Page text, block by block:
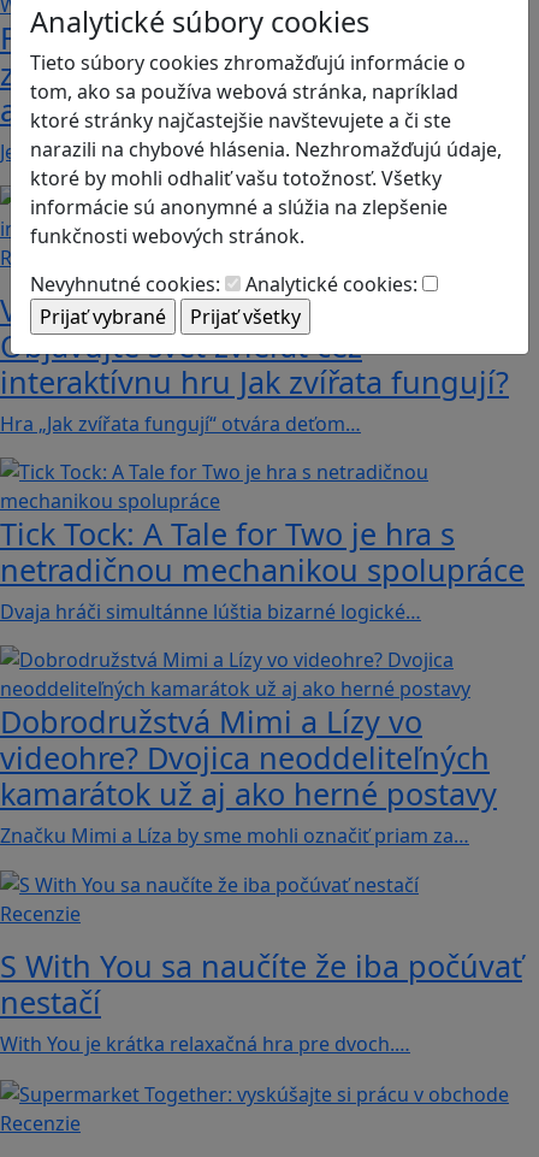
Analytické súbory cookies
Tieto súbory cookies zhromažďujú informácie o
tom, ako sa používa webová stránka, napríklad
ktoré stránky najčastejšie navštevujete a či ste
narazili na chybové hlásenia. Nezhromažďujú údaje,
ktoré by mohli odhaliť vašu totožnosť. Všetky
informácie sú anonymné a slúžia na zlepšenie
funkčnosti webových stránok.
Nevyhnutné cookies:
Analytické cookies:
Fotografujte zvieratká, aby ste
zachránili ostrov v Alba: A Wildlife
adventure
Jednoduchá hra, vhodná pre kohokoľvek z rodiny,…
Recenzie
Vzdelávacie dobrodružstvo:
Objavujte svet zvierat cez
interaktívnu hru Jak zvířata fungují?
Hra „Jak zvířata fungují“ otvára deťom…
Tick Tock: A Tale for Tw‪o je hra s
netradičnou mechanikou spolupráce
Dvaja hráči simultánne lúštia bizarné logické…
Dobrodružstvá Mimi a Lízy vo
videohre? Dvojica neoddeliteľných
kamarátok už aj ako herné postavy
Značku Mimi a Líza by sme mohli označiť priam za…
Recenzie
S With You sa naučíte že iba počúvať
nestačí
With You je krátka relaxačná hra pre dvoch.…
Recenzie